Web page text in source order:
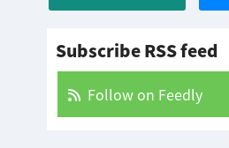
Subscribe RSS feed
Follow on Feedly